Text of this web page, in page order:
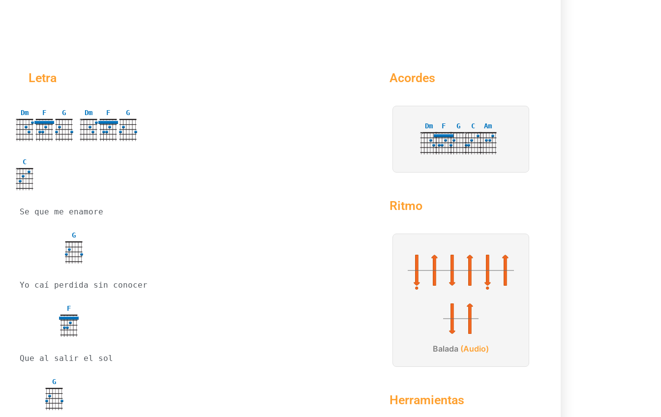
Letra
Dm
X
F G Dm
X
F G
C
X
Se que me enamore
G
Yo caí perdida sin conocer
F
Que al salir el sol
G
Acordes
Dm
X
F G C
X
Am
Ritmo
Balada (Audio)
Herramientas